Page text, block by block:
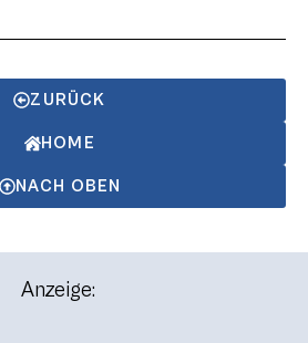
ZURÜCK
HOME
NACH OBEN
Anzeige: